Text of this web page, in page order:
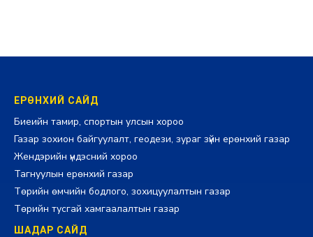
ЕРӨНХИЙ САЙД
Биеийн тамир, спортын улсын хороо
Газар зохион байгуулалт, геодези, зураг зүйн ерөнхий газар
Жендэрийн үндэсний хороо
Тагнуулын ерөнхий газар
Төрийн өмчийн бодлого, зохицуулалтын газар
Төрийн тусгай хамгаалалтын газар
ШАДАР САЙД